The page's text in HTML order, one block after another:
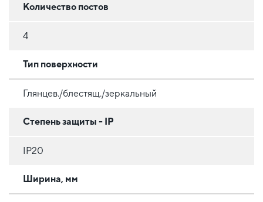
Количество постов
4
Тип поверхности
Глянцев./блестящ./зеркальный
Степень защиты - IP
IP20
Ширина, мм